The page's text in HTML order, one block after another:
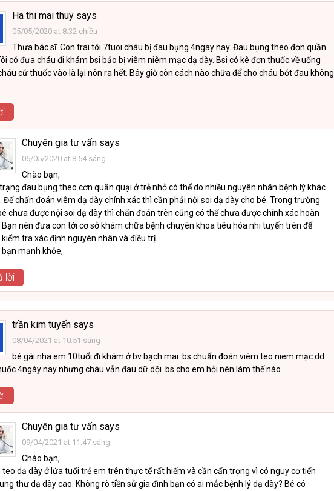
Ha thi mai thuy says
05/05/2020 at 8:32 chiều
Thưa bác sĩ. Con trai tôi 7tuoi cháu bị đau bụng 4ngay nay. Đau bụng theo đơn quần
có đưa cháu đi khám bsi bảo bị viêm niêm mạc dạ dày. Bsi có kê đơn thuốc về uống
cứ thuốc vào là lại nôn ra hết. Bây giờ còn cách nào chữa để cho cháu bớt đau không
Chuyên gia tư vấn says
06/05/2020 at 8:54 sáng
Chào bạn,
đau bụng theo cơn quằn quại ở trẻ nhỏ có thể do nhiều nguyên nhân bệnh lý khác
Để chẩn đoán viêm dạ dày chính xác thì cần phải nội soi dạ dày cho bé. Trong trường
chưa được nội soi dạ dày thì chẩn đoán trên cũng có thể chưa được chính xác hoàn
nên đưa con tới cơ sở khám chữa bệnh chuyên khoa tiêu hóa nhi tuyến trên để
tra xác định nguyên nhân và điều trị.
bạn mạnh khỏe,
lời
trần kim tuyến says
08/04/2021 at 10:51 sáng
bé gái nha em 10tuổi đi khám ở bv bạch mai .bs chuẩn đoán viêm teo niem mạc dd
4ngày nay nhưng cháu vẫn đau dữ dội .bs cho em hỏi nên làm thế nào
Chuyên gia tư vấn says
09/04/2021 at 11:47 sáng
Chào bạn,
teo dạ dày ở lứa tuổi trẻ em trên thực tế rất hiếm và cần cẩn trọng vì có nguy cơ tiến
thư dạ dày cao. Không rõ tiền sử gia đình bạn có ai mắc bệnh lý dạ dày? Bé có